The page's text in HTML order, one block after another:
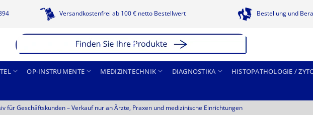
Versandkostenfrei ab 100 € netto Bestellwert Bestellung und
OP-INSTRUMENTE MEDIZINTECHNIK DIAGNOSTIKA HISTOPATHOLOGIE /
für Geschäftskunden –Verkauf nur an Ärzte, Praxen und medizinische Einrichtungen